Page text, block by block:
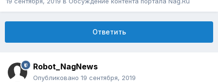
Ответить
Robot_NagNews
Опубликовано 19 сентября, 2019